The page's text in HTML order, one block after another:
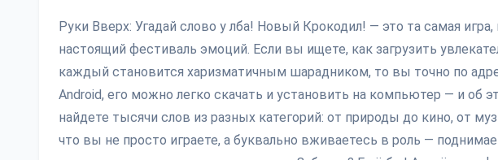
Руки Вверх: Угадай слово у лба! Новый Крокодил! — это та самая
настоящий фестиваль эмоций. Если вы ищете, как загрузить
каждый становится харизматичным шарадником, то вы точно по
Android, его можно легко скачать и установить на компьютер — и
найдете тысячи слов из разных категорий: от природы до кино, от
что вы не просто играете, а буквально вживаетесь в роль —